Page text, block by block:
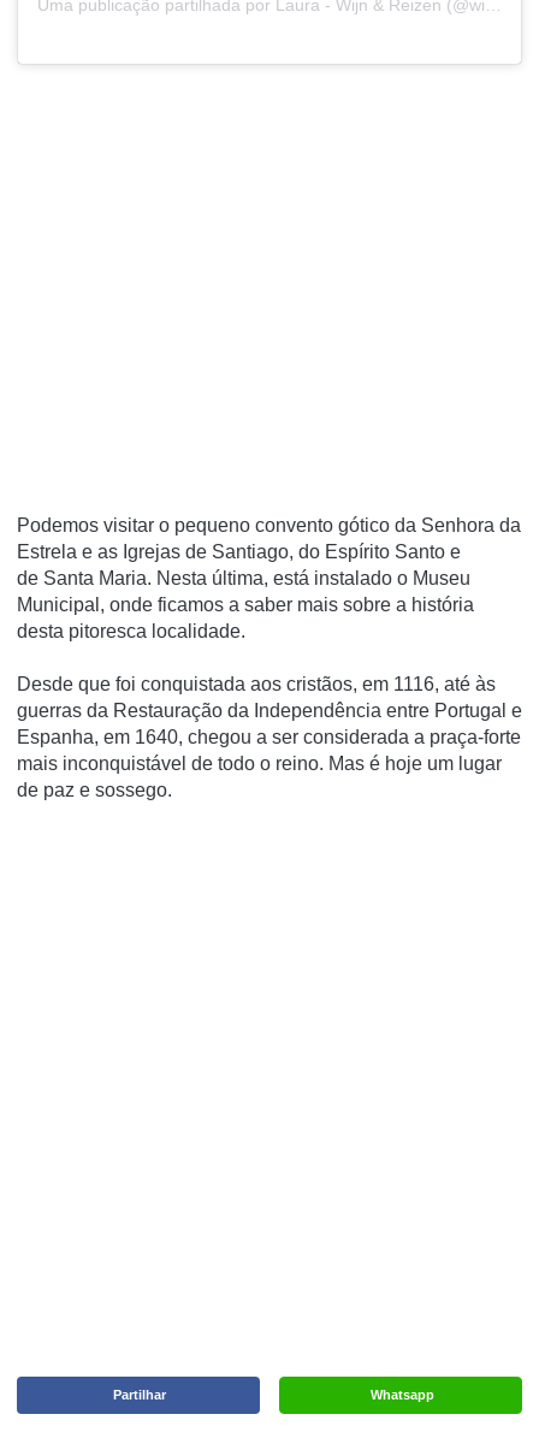
Podemos visitar o pequeno convento gótico da Senhora da
Estrela e as Igrejas de Santiago, do Espírito Santo e
de Santa Maria. Nesta última, está instalado o Museu
Municipal, onde ficamos a saber mais sobre a história
desta pitoresca localidade.
Desde que foi conquistada aos cristãos, em 1116, até às
guerras da Restauração da Independência entre Portugal e
Espanha, em 1640, chegou a ser considerada a praça-forte
mais inconquistável de todo o reino. Mas é hoje um lugar
de paz e sossego.
Whatsapp
Partilhar